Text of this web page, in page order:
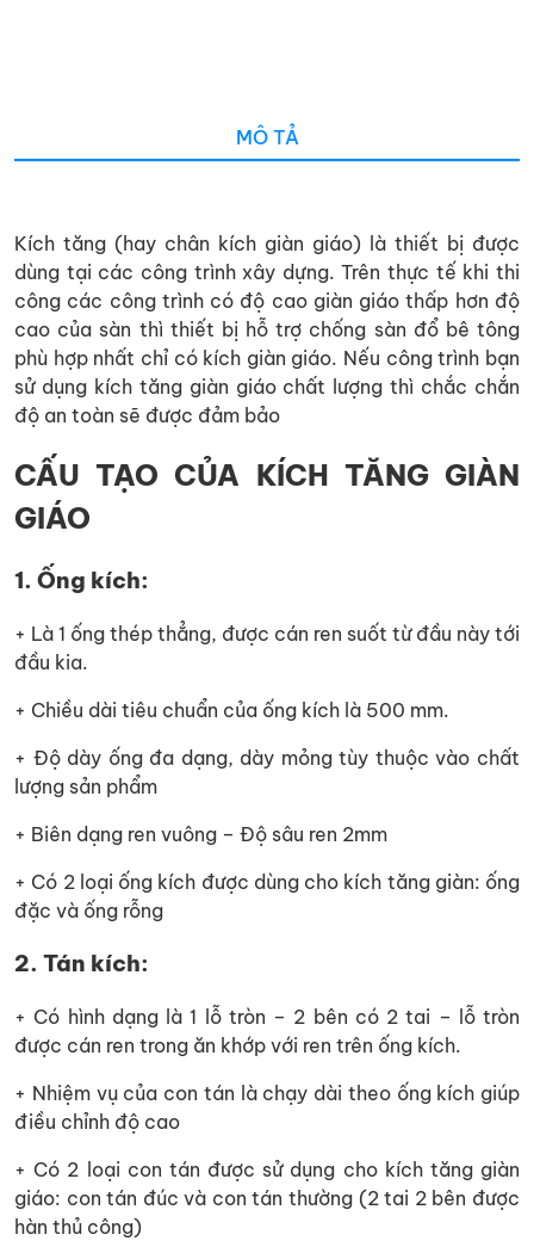
MÔ TẢ
Kích tăng (hay chân kích giàn giáo) là thiết bị được
dùng tại các công trình xây dựng. Trên thực tế khi thi
công các công trình có độ cao giàn giáo thấp hơn độ
cao của sàn thì thiết bị hỗ trợ chống sàn đổ bê tông
phù hợp nhất chỉ có kích giàn giáo. Nếu công trình bạn
sử dụng kích tăng giàn giáo chất lượng thì chắc chắn
độ an toàn sẽ được đảm bảo
CẤU TẠO CỦA KÍCH TĂNG GIÀN
GIÁO
1. Ống kích:
+ Là 1 ống thép thẳng, được cán ren suốt từ đầu này tới
đầu kia.
+ Chiều dài tiêu chuẩn của ống kích là 500 mm.
+ Độ dày ống đa dạng, dày mỏng tùy thuộc vào chất
lượng sản phẩm
+ Biên dạng ren vuông – Độ sâu ren 2mm
+ Có 2 loại ống kích được dùng cho kích tăng giàn: ống
đặc và ống rỗng
2. Tán kích:
+ Có hình dạng là 1 lỗ tròn – 2 bên có 2 tai – lỗ tròn
được cán ren trong ăn khớp với ren trên ống kích.
+ Nhiệm vụ của con tán là chạy dài theo ống kích giúp
điều chỉnh độ cao
+ Có 2 loại con tán được sử dụng cho kích tăng giàn
giáo: con tán đúc và con tán thường (2 tai 2 bên được
hàn thủ công)